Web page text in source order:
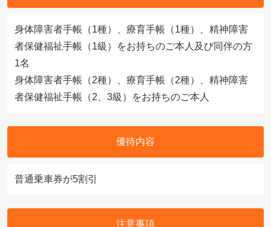
身体障害者手帳（1種）、療育手帳（1種）、精神障害
者保健福祉手帳（1級）をお持ちのご本人及び同伴の方
1名
身体障害者手帳（2種）、療育手帳（2種）、精神障害
者保健福祉手帳（2、3級）をお持ちのご本人
優待内容
普通乗車券が5割引
注意事項